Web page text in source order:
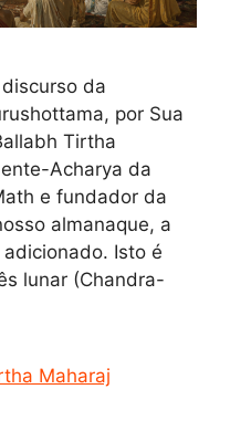
da
por Sua
Tirtha
Acharya da
e fundador da
almanaque, a
Isto é
lunar (Chandra-
Maharaj